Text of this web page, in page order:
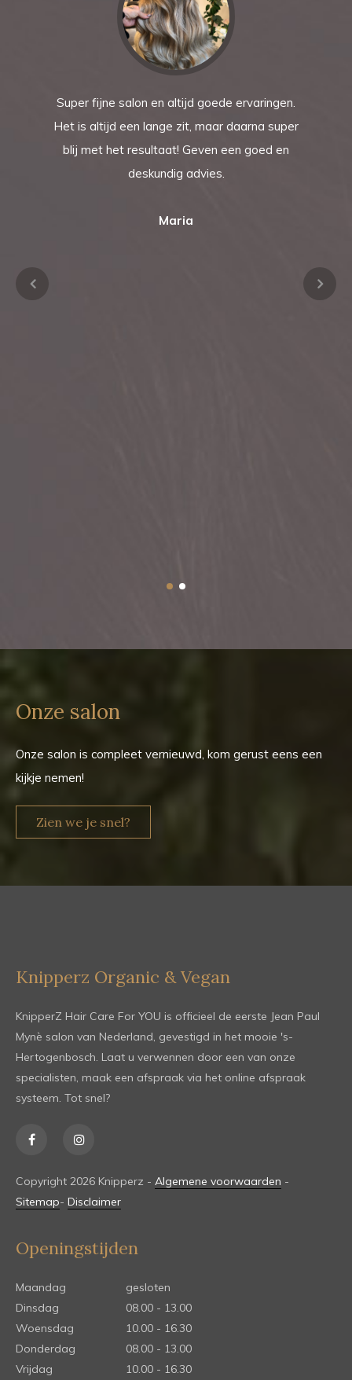
Super fijne salon en altijd goede ervaringen.
Het is altijd een lange zit, maar daarna super
blij met het resultaat! Geven een goed en
deskundig advies.
Maria
Onze salon
Onze salon is compleet vernieuwd, kom gerust eens een
kijkje nemen!
Zien we je snel?
Knipperz Organic & Vegan
KnipperZ Hair Care For YOU is officieel de eerste Jean Paul
Mynè salon van Nederland, gevestigd in het mooie 's-
Hertogenbosch. Laat u verwennen door een van onze
specialisten, maak een afspraak via het online afspraak
systeem. Tot snel?
Copyright 2026 Knipperz - Algemene voorwaarden -
Sitemap- Disclaimer
Openingstijden
Maandag
gesloten
Dinsdag
08.00 - 13.00
Woensdag
10.00 - 16.30
Donderdag
08.00 - 13.00
Vrijdag
10.00 - 16.30